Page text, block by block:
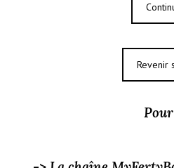
Revenir